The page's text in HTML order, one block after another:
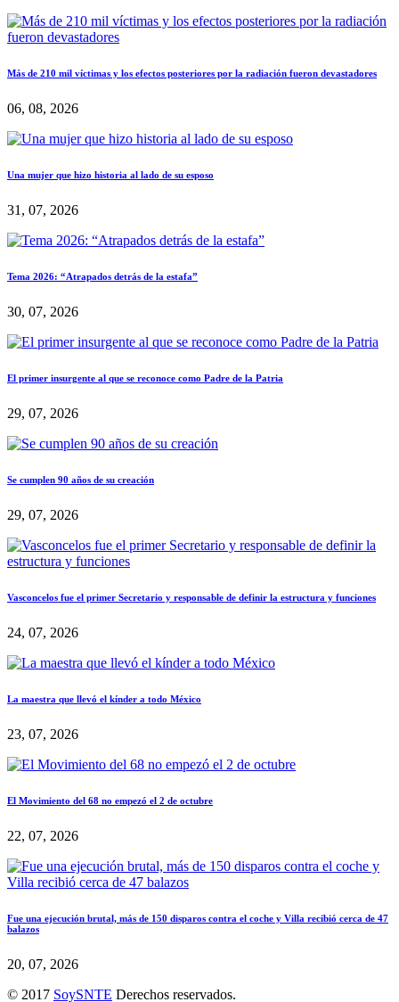
Más de 210 mil víctimas y los efectos posteriores por la radiación fueron devastadores
06, 08, 2026
Una mujer que hizo historia al lado de su esposo
31, 07, 2026
Tema 2026: “Atrapados detrás de la estafa”
30, 07, 2026
El primer insurgente al que se reconoce como Padre de la Patria
29, 07, 2026
Se cumplen 90 años de su creación
29, 07, 2026
Vasconcelos fue el primer Secretario y responsable de definir la estructura y funciones
24, 07, 2026
La maestra que llevó el kínder a todo México
23, 07, 2026
El Movimiento del 68 no empezó el 2 de octubre
22, 07, 2026
Fue una ejecución brutal, más de 150 disparos contra el coche y Villa recibió cerca de 47
balazos
20, 07, 2026
© 2017 SoySNTE Derechos reservados.